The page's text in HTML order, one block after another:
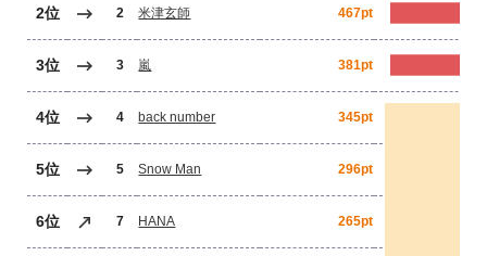
2位 2 米津玄師 467pt
3位 3 嵐 381pt
4位 4 back number 345pt
5位 5 Snow Man 296pt
6位 7 HANA 265pt